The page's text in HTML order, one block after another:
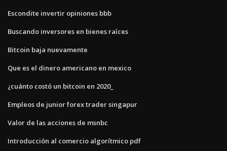
Escondite invertir opiniones bbb
Buscando inversores en bienes raíces
Bitcoin baja nuevamente
Que es el dinero americano en mexico
¿cuánto costó un bitcoin en 2020_
Empleos de junior forex trader singapur
Valor de las acciones de msnbc
Introducción al comercio algorítmico pdf